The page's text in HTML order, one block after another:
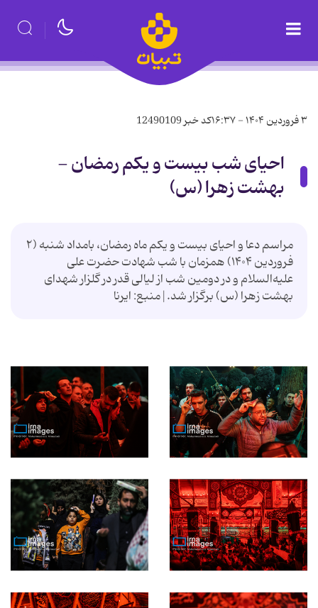
۳ فروردین ۱۴۰۴ - ۱۶:۳۷ کد خبر 12490109
احیای شب بیست و یکم رمضان -
بهشت زهرا (س)
مراسم دعا و احیای بیست و یکم ماه رمضان، بامداد شنبه (۲
فروردین ۱۴۰۴) همزمان با شب شهادت حضرت علی
علیه‌السلام و در دومین شب از لیالی قدر در گلزار شهدای
بهشت زهرا (س) برگزار شد.|منبع: ایرنا